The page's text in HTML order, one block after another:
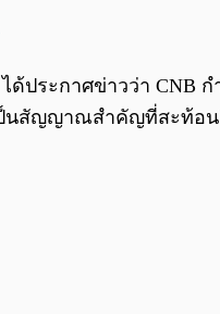
ได้ประกาศข่าวว่า CNB
นสัญญาณสำคัญที่สะท้อน